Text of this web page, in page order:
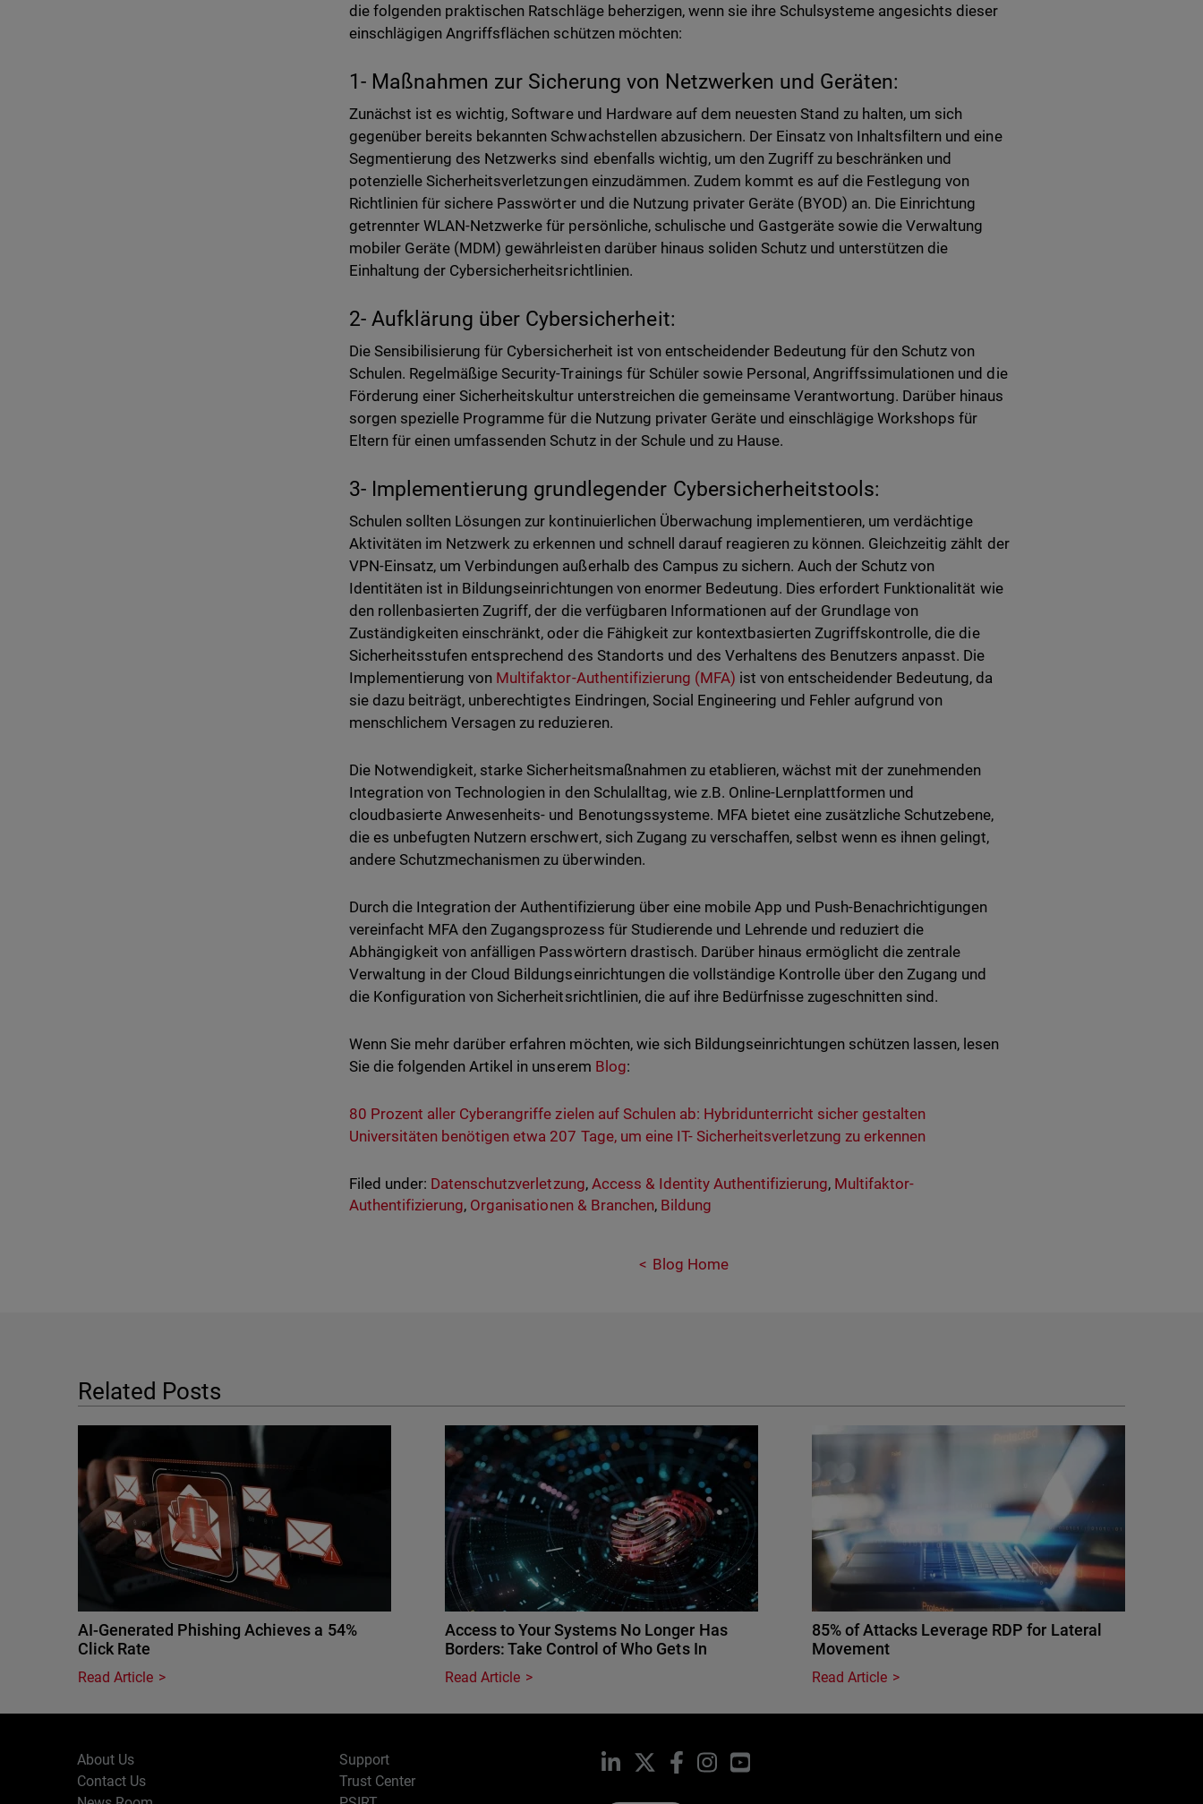
die folgenden praktischen Ratschläge beherzigen, wenn sie ihre Schulsysteme angesichts dieser
einschlägigen Angriffsflächen schützen möchten:
1- Maßnahmen zur Sicherung von Netzwerken und Geräten:
Zunächst ist es wichtig, Software und Hardware auf dem neuesten Stand zu halten, um sich
gegenüber bereits bekannten Schwachstellen abzusichern. Der Einsatz von Inhaltsfiltern und eine
Segmentierung des Netzwerks sind ebenfalls wichtig, um den Zugriff zu beschränken und
potenzielle Sicherheitsverletzungen einzudämmen. Zudem kommt es auf die Festlegung von
Richtlinien für sichere Passwörter und die Nutzung privater Geräte (BYOD) an. Die Einrichtung
getrennter WLAN-Netzwerke für persönliche, schulische und Gastgeräte sowie die Verwaltung
mobiler Geräte (MDM) gewährleisten darüber hinaus soliden Schutz und unterstützen die
Einhaltung der Cybersicherheitsrichtlinien.
2- Aufklärung über Cybersicherheit:
Die Sensibilisierung für Cybersicherheit ist von entscheidender Bedeutung für den Schutz von
Schulen. Regelmäßige Security-Trainings für Schüler sowie Personal, Angriffssimulationen und die
Förderung einer Sicherheitskultur unterstreichen die gemeinsame Verantwortung. Darüber hinaus
sorgen spezielle Programme für die Nutzung privater Geräte und einschlägige Workshops für
Eltern für einen umfassenden Schutz in der Schule und zu Hause.
3- Implementierung grundlegender Cybersicherheitstools:
Schulen sollten Lösungen zur kontinuierlichen Überwachung implementieren, um verdächtige
Aktivitäten im Netzwerk zu erkennen und schnell darauf reagieren zu können. Gleichzeitig zählt der
VPN-Einsatz, um Verbindungen außerhalb des Campus zu sichern. Auch der Schutz von
Identitäten ist in Bildungseinrichtungen von enormer Bedeutung. Dies erfordert Funktionalität wie
den rollenbasierten Zugriff, der die verfügbaren Informationen auf der Grundlage von
Zuständigkeiten einschränkt, oder die Fähigkeit zur kontextbasierten Zugriffskontrolle, die die
Sicherheitsstufen entsprechend des Standorts und des Verhaltens des Benutzers anpasst. Die
Implementierung von Multifaktor-Authentifizierung (MFA) ist von entscheidender Bedeutung, da
sie dazu beiträgt, unberechtigtes Eindringen, Social Engineering und Fehler aufgrund von
menschlichem Versagen zu reduzieren.
Die Notwendigkeit, starke Sicherheitsmaßnahmen zu etablieren, wächst mit der zunehmenden
Integration von Technologien in den Schulalltag, wie z.B. Online-Lernplattformen und
cloudbasierte Anwesenheits- und Benotungssysteme. MFA bietet eine zusätzliche Schutzebene,
die es unbefugten Nutzern erschwert, sich Zugang zu verschaffen, selbst wenn es ihnen gelingt,
andere Schutzmechanismen zu überwinden.
Durch die Integration der Authentifizierung über eine mobile App und Push-Benachrichtigungen
vereinfacht MFA den Zugangsprozess für Studierende und Lehrende und reduziert die
Abhängigkeit von anfälligen Passwörtern drastisch. Darüber hinaus ermöglicht die zentrale
Verwaltung in der Cloud Bildungseinrichtungen die vollständige Kontrolle über den Zugang und
die Konfiguration von Sicherheitsrichtlinien, die auf ihre Bedürfnisse zugeschnitten sind.
Wenn Sie mehr darüber erfahren möchten, wie sich Bildungseinrichtungen schützen lassen, lesen
Sie die folgenden Artikel in unserem Blog:
80 Prozent aller Cyberangriffe zielen auf Schulen ab: Hybridunterricht sicher gestalten
Universitäten benötigen etwa 207 Tage, um eine IT- Sicherheitsverletzung zu erkennen
Filed under: Datenschutzverletzung, Access & Identity Authentifizierung, Multifaktor-
Authentifizierung, Organisationen & Branchen, Bildung
Blog Home
Related Posts
AI-Generated Phishing Achieves a 54%
Click Rate
Read Article
Access to Your Systems No Longer Has
Borders: Take Control of Who Gets In
Read Article
85% of Attacks Leverage RDP for Lateral
Movement
Read Article
About Us
Contact Us
Support
Trust Center
LinkedIn Facebook
InstagramYouTube